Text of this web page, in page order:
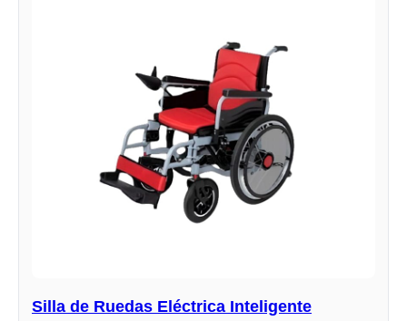
Silla de Ruedas Eléctrica Inteligente